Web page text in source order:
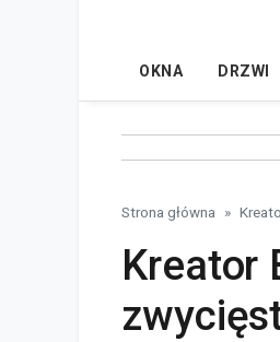
OKNA DRZWI
Strona główna
Kreator